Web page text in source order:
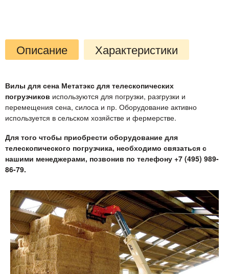
Описание Характеристики
Вилы для сена Метатэкс для телескопических
погрузчиков используются для погрузки, разгрузки и
перемещения сена, силоса и пр. Оборудование активно
используется в сельском хозяйстве и фермерстве.
Для того чтобы приобрести оборудование для
телескопического погрузчика, необходимо связаться с
нашими менеджерами, позвонив по телефону +7 (495) 989-
86-79.